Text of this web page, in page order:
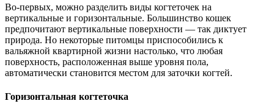
Во-первых, можно разделить виды когтеточек на
вертикальные и горизонтальные. Большинство кошек
предпочитают вертикальные поверхности — так диктует
природа. Но некоторые питомцы приспособились к
вальяжной квартирной жизни настолько, что любая
поверхность, расположенная выше уровня пола,
автоматически становится местом для заточки когтей.
Горизонтальная когтеточка